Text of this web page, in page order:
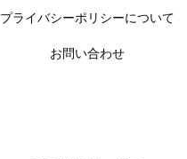
プライバシーポリシーについて
お問い合わせ